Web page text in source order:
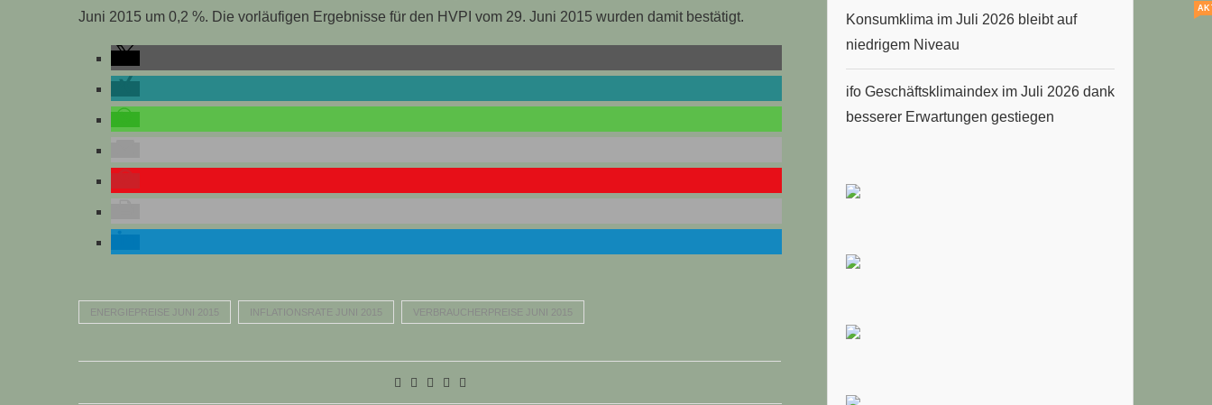
Juni 2015 um 0,2 %. Die vorläufigen Ergebnisse für den HVPI vom 29. Juni 2015 wurden damit bestätigt.
ENERGIEPREISE JUNI 2015 INFLATIONSRATE JUNI 2015 VERBRAUCHERPREISE JUNI 2015
Konsumklima im Juli 2026 bleibt auf
niedrigem Niveau
ifo Geschäftsklimaindex im Juli 2026 dank
besserer Erwartungen gestiegen